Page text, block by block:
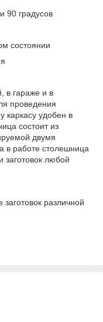
90 градусов
состоянии
в гараже и в
проведения
каркасу удобен в
состоит из
двумя
в работе столешница
любой
различной